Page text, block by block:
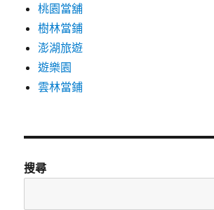
桃園當舖
樹林當鋪
澎湖旅遊
遊樂園
雲林當鋪
搜尋